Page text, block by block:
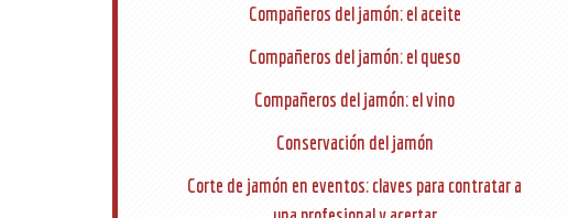
Compañeros del jamón: el aceite
Compañeros del jamón: el queso
Compañeros del jamón: el vino
Conservación del jamón
Corte de jamón en eventos: claves para contratar a